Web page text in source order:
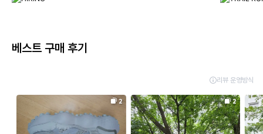
베스트 구매 후기